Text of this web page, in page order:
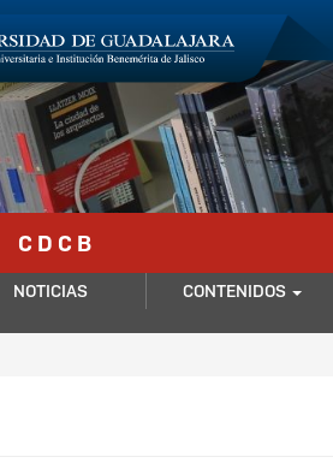
C D C B
NOTICIAS CONTENIDOS